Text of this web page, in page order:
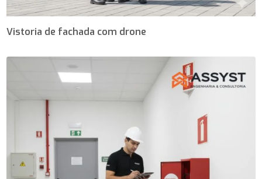
Vistoria de fachada com drone